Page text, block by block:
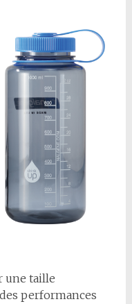
une taille
performances